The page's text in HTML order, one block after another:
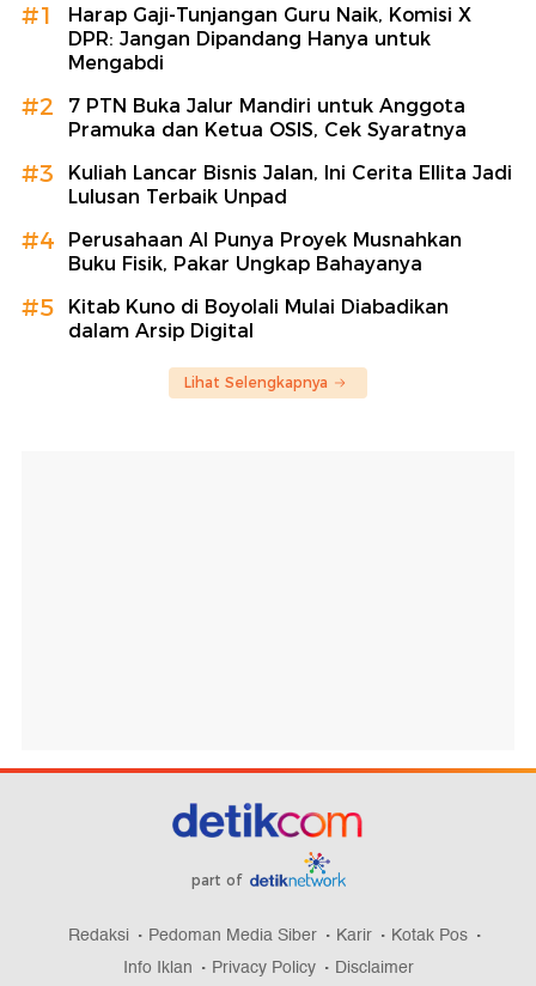
#1
Harap Gaji-Tunjangan Guru Naik, Komisi X
DPR: Jangan Dipandang Hanya untuk
Mengabdi
#2
7 PTN Buka Jalur Mandiri untuk Anggota
Pramuka dan Ketua OSIS, Cek Syaratnya
#3
Kuliah Lancar Bisnis Jalan, Ini Cerita Ellita Jadi
Lulusan Terbaik Unpad
#4
Perusahaan AI Punya Proyek Musnahkan
Buku Fisik, Pakar Ungkap Bahayanya
#5
Kitab Kuno di Boyolali Mulai Diabadikan
dalam Arsip Digital
Lihat Selengkapnya
part of
Redaksi Pedoman Media Siber Karir
Kotak Pos
Info Iklan
Privacy Policy Disclaimer